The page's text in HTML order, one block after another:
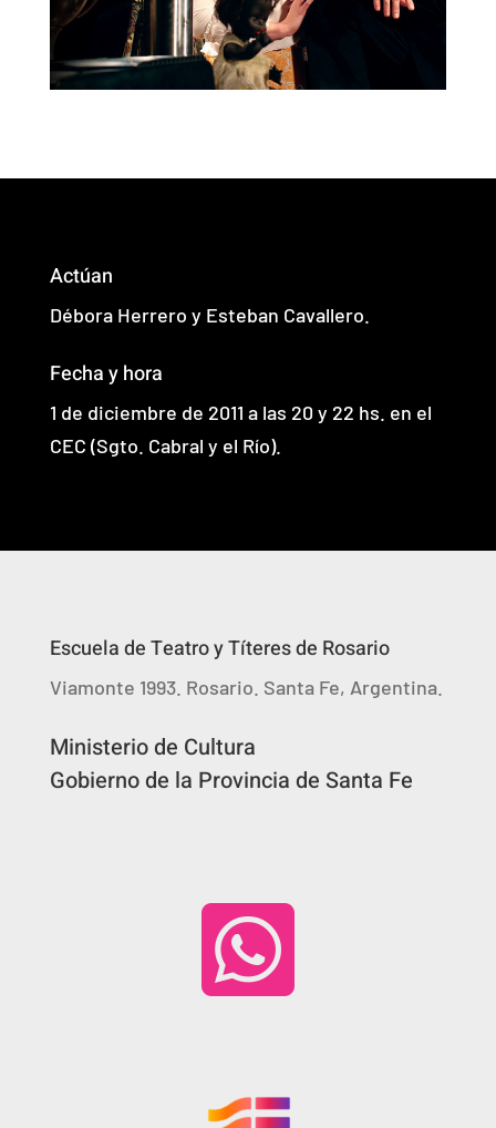
Actúan
Débora Herrero y Esteban Cavallero.
Fecha y hora
1 de diciembre de 2011 a las 20 y 22 hs. en el
CEC (Sgto. Cabral y el Río).
Escuela de Teatro y Títeres de Rosario
Viamonte 1993. Rosario. Santa Fe, Argentina.
Ministerio de Cultura
Gobierno de la Provincia de Santa Fe
